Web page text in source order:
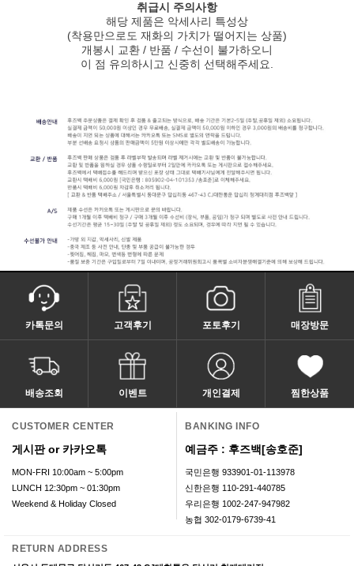
취급시 주의사항
해당 제품은 악세사리 특성상
(착용만으로도 재화의 가치가 떨어지는 상품)
개봉시 교환 / 반품 / 수선이 불가하오니
이 점 유의하시고 신중히 선택해주세요.
카톡문의 고객후기 포토후기 매장방문
배송조회 이벤트 개인결제 찜한상품
CUSTOMER CENTER
게시판 or 카카오톡
MON-FRI 10:00am ~ 5:00pm
LUNCH 12:30pm ~ 01:30pm
Weekend & Holiday Closed
BANKING INFO
예금주 : 후즈백[송호준]
국민은행 933901-01-113978
신한은행 110-291-440785
우리은행 1002-247-947982
농협 302-0179-6739-41
RETURN ADDRESS